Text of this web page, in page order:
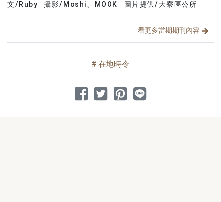
文/Ruby 攝影/Moshi、MOOK 圖片提供/大寮區公所
看更多當期期刊內容
文章分類
在地時令
分享文章
分享到 Facebook
分享到 Twitter
分享到 Pinterest
分享到 Line